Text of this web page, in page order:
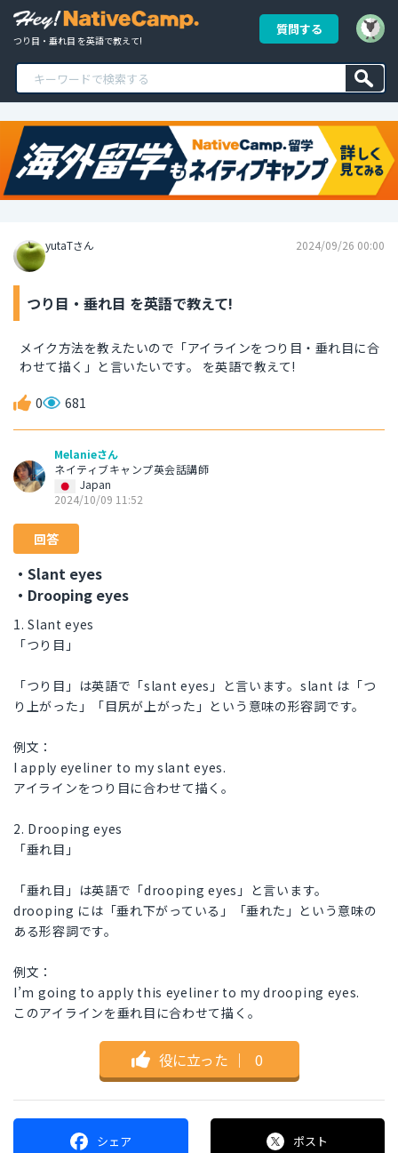
つり目・垂れ目 を英語で教えて!
質問する
yutaTさん 2024/09/26 00:00
つり目・垂れ目 を英語で教えて!
メイク方法を教えたいので「アイラインをつり目・垂れ目に合
わせて描く」と言いたいです。 を英語で教えて!
0 681
Melanieさん
ネイティブキャンプ英会話講師
Japan
2024/10/09 11:52
回答
・Slant eyes
・Drooping eyes
1. Slant eyes
「つり目」
「つり目」は英語で「slant eyes」と言います。slant は「つ
り上がった」「目尻が上がった」という意味の形容詞です。
例文：
I apply eyeliner to my slant eyes.
アイラインをつり目に合わせて描く。
2. Drooping eyes
「垂れ目」
「垂れ目」は英語で「drooping eyes」と言います。
drooping には「垂れ下がっている」「垂れた」という意味の
ある形容詞です。
例文：
I’m going to apply this eyeliner to my drooping eyes.
このアイラインを垂れ目に合わせて描く。
役に立った ｜ 0
シェア ポスト